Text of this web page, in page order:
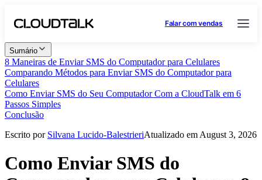
Falar com vendas
Sumário
8 Maneiras de Enviar SMS do Computador para Celulares
Comparando Métodos para Enviar SMS do Computador para
Celulares
Como Enviar SMS do Seu Computador Com a CloudTalk em 6
Passos Simples
Conclusão
Escrito por Silvana Lucido-BalestrieriAtualizado em August 3, 2026
Como Enviar SMS do